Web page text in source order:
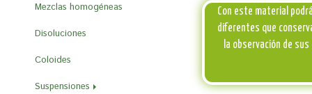
Con este material
diferentes que
la observación de
Mezclas homogéneas
Disoluciones
Coloides
Suspensiones